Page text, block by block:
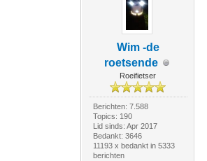
Wim -de
roetsende
Roeifietser
Berichten: 7.588
Topics: 190
Lid sinds: Apr 2017
Bedankt: 3646
11193 x bedankt in 5333
berichten